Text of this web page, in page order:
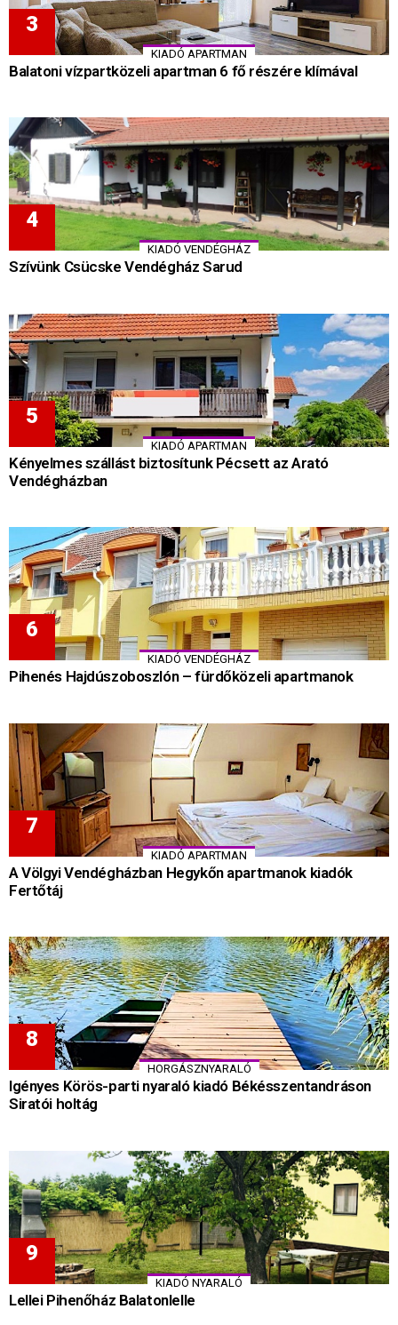
KIADÓ APARTMAN
Balatoni vízpartközeli apartman 6 fő részére klímával
KIADÓ VENDÉGHÁZ
Szívünk Csücske Vendégház Sarud
KIADÓ APARTMAN
Kényelmes szállást biztosítunk Pécsett az Arató
Vendégházban
KIADÓ VENDÉGHÁZ
Pihenés Hajdúszoboszlón – fürdőközeli apartmanok
KIADÓ APARTMAN
A Völgyi Vendégházban Hegykőn apartmanok kiadók
Fertőtáj
HORGÁSZNYARALÓ
Igényes Körös-parti nyaraló kiadó Békésszentandráson
Siratói holtág
KIADÓ NYARALÓ
Lellei Pihenőház Balatonlelle